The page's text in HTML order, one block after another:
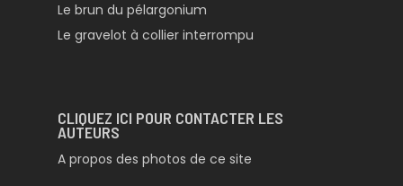
Le brun du pélargonium
Le gravelot à collier interrompu
CLIQUEZ ICI POUR CONTACTER LES
AUTEURS
A propos des photos de ce site